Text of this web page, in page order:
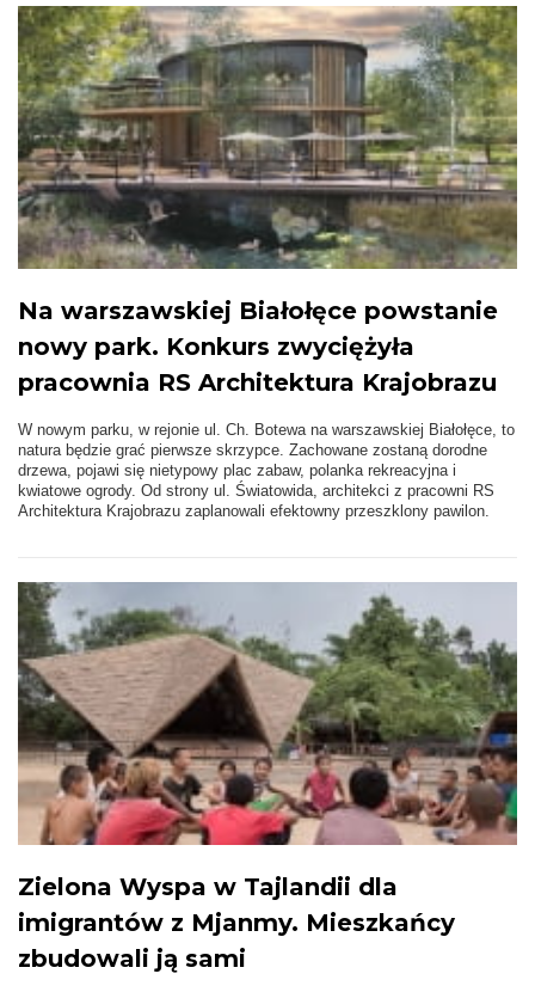
Na warszawskiej Białołęce powstanie
nowy park. Konkurs zwyciężyła
pracownia RS Architektura Krajobrazu
W nowym parku, w rejonie ul. Ch. Botewa na warszawskiej Białołęce, to
natura będzie grać pierwsze skrzypce. Zachowane zostaną dorodne
drzewa, pojawi się nietypowy plac zabaw, polanka rekreacyjna i
kwiatowe ogrody. Od strony ul. Światowida, architekci z pracowni RS
Architektura Krajobrazu zaplanowali efektowny przeszklony pawilon.
Zielona Wyspa w Tajlandii dla
imigrantów z Mjanmy. Mieszkańcy
zbudowali ją sami